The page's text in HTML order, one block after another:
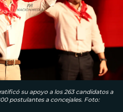
su apoyo a los 263 candidatos a
postulantes a concejales. Foto: